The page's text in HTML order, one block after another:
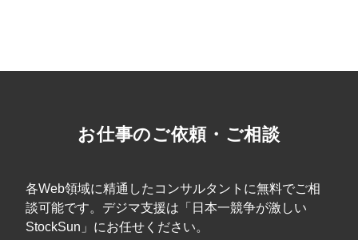
お仕事のご依頼・ご相談
各Web領域に精通したコンサルタントに無料でご相
談可能です。デジマ支援は「日本一競争が激しい
StockSun」にお任せください。